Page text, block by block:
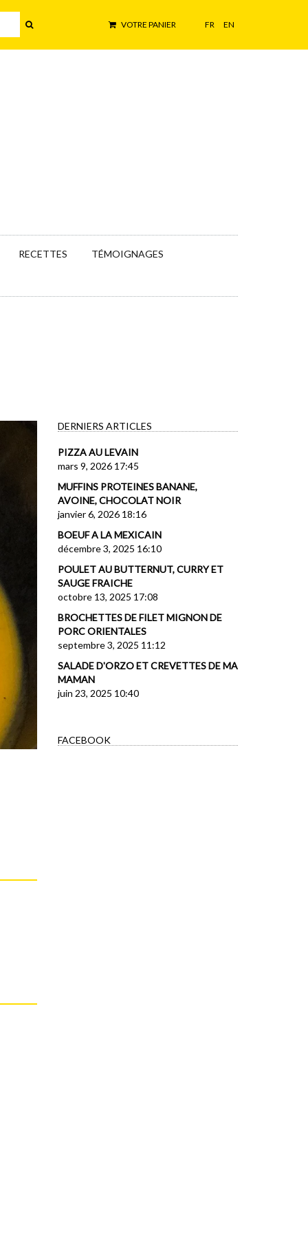
VOTRE PANIER FR EN
RECETTES
TÉMOIGNAGES
DERNIERS ARTICLES
PIZZA AU LEVAIN
mars 9, 2026 17:45
MUFFINS PROTEINES BANANE,
AVOINE, CHOCOLAT NOIR
janvier 6, 2026 18:16
BOEUF A LA MEXICAIN
décembre 3, 2025 16:10
POULET AU BUTTERNUT, CURRY ET
SAUGE FRAICHE
octobre 13, 2025 17:08
BROCHETTES DE FILET MIGNON DE
PORC ORIENTALES
septembre 3, 2025 11:12
SALADE D'ORZO ET CREVETTES DE MA
MAMAN
juin 23, 2025 10:40
FACEBOOK